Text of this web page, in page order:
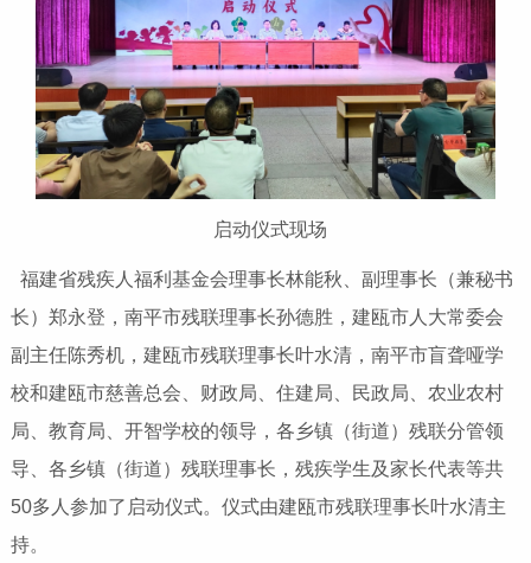
启动仪式现场
福建省残疾人福利基金会理事长林能秋、副理事长（兼秘书
长）郑永登，南平市残联理事长孙德胜，建瓯市人大常委会
副主任陈秀机，建瓯市残联理事长叶水清，南平市盲聋哑学
校和建瓯市慈善总会、财政局、住建局、民政局、农业农村
局、教育局、开智学校的领导，各乡镇（街道）残联分管领
导、各乡镇（街道）残联理事长，残疾学生及家长代表等共
50多人参加了启动仪式。仪式由建瓯市残联理事长叶水清主
持。